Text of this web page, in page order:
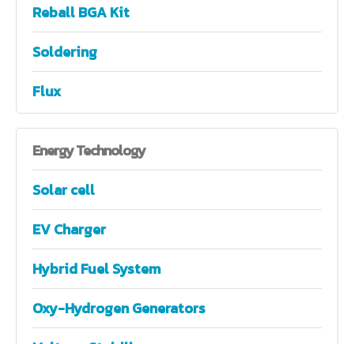
Reball BGA Kit
Soldering
Flux
EnergyTechnology
Solar cell
EV Charger
Hybrid Fuel System
Oxy-Hydrogen Generators